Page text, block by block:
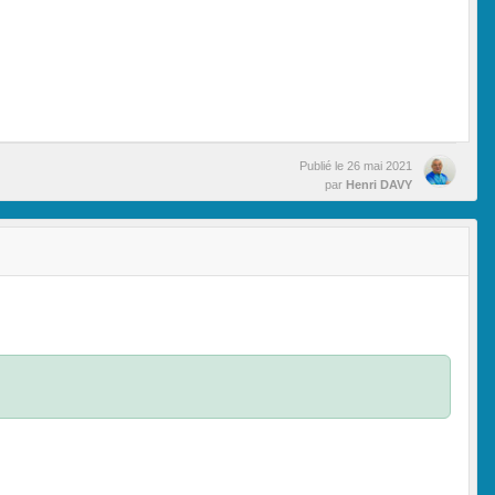
Publié le 26 mai 2021
par Henri DAVY